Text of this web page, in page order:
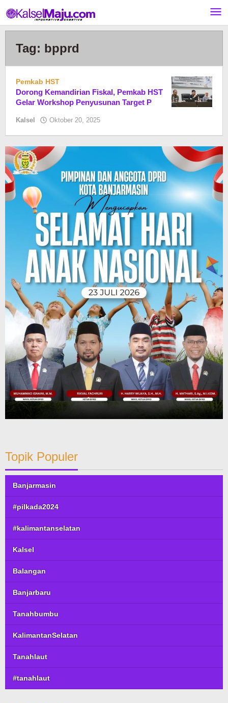
ke
konten
Tag: bpprd
Pemkab HST
Dorong Kemandirian Fiskal, Pemkab HST
Gelar Workshop Penyusunan Target P
Kalsel Oktober 20, 2025
Topik Populer
Banjarmasin
#pilkada2024
#kalimantanselatan
Kalsel
Balangan
Banjarbaru
Tanahbumbu
KalimantanSelatan
Tanahlaut
#tanahlaut